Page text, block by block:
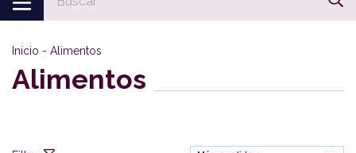
Inicio - Alimentos
Alimentos